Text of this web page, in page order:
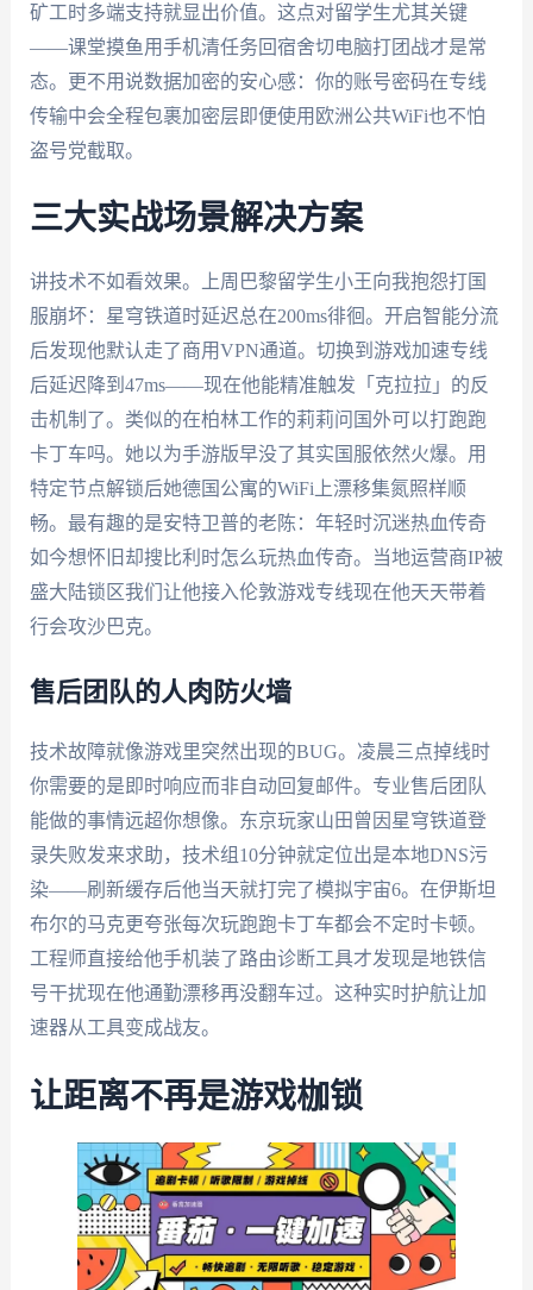
矿工时多端支持就显出价值。这点对留学生尤其关键
——课堂摸鱼用手机清任务回宿舍切电脑打团战才是常
态。更不用说数据加密的安心感：你的账号密码在专线
传输中会全程包裹加密层即便使用欧洲公共WiFi也不怕
盗号党截取。
三大实战场景解决方案
讲技术不如看效果。上周巴黎留学生小王向我抱怨打国
服崩坏：星穹铁道时延迟总在200ms徘徊。开启智能分流
后发现他默认走了商用VPN通道。切换到游戏加速专线
后延迟降到47ms——现在他能精准触发「克拉拉」的反
击机制了。类似的在柏林工作的莉莉问国外可以打跑跑
卡丁车吗。她以为手游版早没了其实国服依然火爆。用
特定节点解锁后她德国公寓的WiFi上漂移集氮照样顺
畅。最有趣的是安特卫普的老陈：年轻时沉迷热血传奇
如今想怀旧却搜比利时怎么玩热血传奇。当地运营商IP被
盛大陆锁区我们让他接入伦敦游戏专线现在他天天带着
行会攻沙巴克。
售后团队的人肉防火墙
技术故障就像游戏里突然出现的BUG。凌晨三点掉线时
你需要的是即时响应而非自动回复邮件。专业售后团队
能做的事情远超你想像。东京玩家山田曾因星穹铁道登
录失败发来求助，技术组10分钟就定位出是本地DNS污
染——刷新缓存后他当天就打完了模拟宇宙6。在伊斯坦
布尔的马克更夸张每次玩跑跑卡丁车都会不定时卡顿。
工程师直接给他手机装了路由诊断工具才发现是地铁信
号干扰现在他通勤漂移再没翻车过。这种实时护航让加
速器从工具变成战友。
让距离不再是游戏枷锁